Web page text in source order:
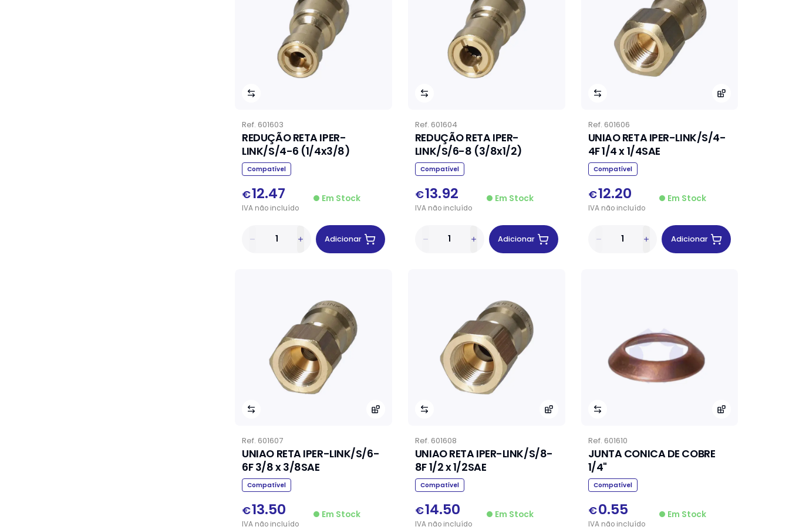
Ref. 601603
REDUÇÃO RETA IPER-
LINK/S/4-6 (1/4x3/8)
Compatível
€12.47
IVA não incluído
Em Stock
Adicionar
Ref. 601604
REDUÇÃO RETA IPER-
LINK/S/6-8 (3/8x1/2)
Compatível
€13.92
IVAnãoincluído
Em Stock
Adicionar
Ref. 601606
UNIAO RETA IPER-LINK/S/4-
4F 1/4 x 1/4SAE
Compatível
€12.20
IVAnãoincluído
Em Stock
Adicionar
Ref. 601607
UNIAO RETA IPER-LINK/S/6-
6F 3/8 x 3/8SAE
Compatível
€13.50
IVA não incluído
Em Stock
Ref. 601608
UNIAO RETA IPER-LINK/S/8-
8F 1/2 x 1/2SAE
Compatível
€14.50
IVAnãoincluído
Em Stock
Ref. 601610
JUNTA CONICA DE COBRE
1/4"
Compatível
€0.55
IVAnãoincluído
Em Stock